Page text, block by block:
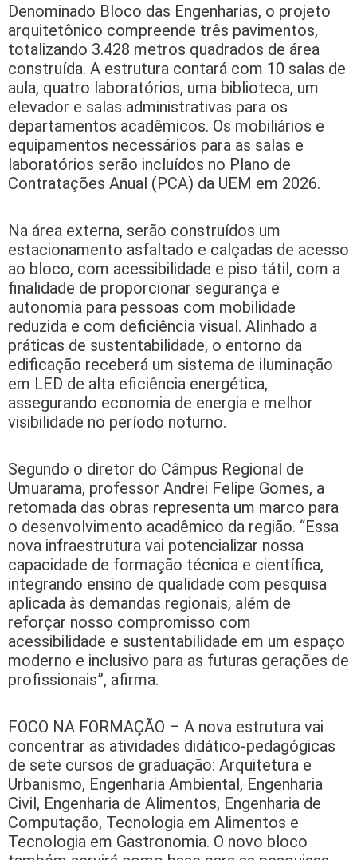
Denominado Bloco das Engenharias, o projeto
arquitetônico compreende três pavimentos,
totalizando 3.428 metros quadrados de área
construída. A estrutura contará com 10 salas de
aula, quatro laboratórios, uma biblioteca, um
elevador e salas administrativas para os
departamentos acadêmicos. Os mobiliários e
equipamentos necessários para as salas e
laboratórios serão incluídos no Plano de
Contratações Anual (PCA) da UEM em 2026.
Na área externa, serão construídos um
estacionamento asfaltado e calçadas de acesso
ao bloco, com acessibilidade e piso tátil, com a
finalidade de proporcionar segurança e
autonomia para pessoas com mobilidade
reduzida e com deficiência visual. Alinhado a
práticas de sustentabilidade, o entorno da
edificação receberá um sistema de iluminação
em LED de alta eficiência energética,
assegurando economia de energia e melhor
visibilidade no período noturno.
Segundo o diretor do Câmpus Regional de
Umuarama, professor Andrei Felipe Gomes, a
retomada das obras representa um marco para
o desenvolvimento acadêmico da região. “Essa
nova infraestrutura vai potencializar nossa
capacidade de formação técnica e científica,
integrando ensino de qualidade com pesquisa
aplicada às demandas regionais, além de
reforçar nosso compromisso com
acessibilidade e sustentabilidade em um espaço
moderno e inclusivo para as futuras gerações de
profissionais”, afirma.
FOCO NA FORMAÇÃO – A nova estrutura vai
concentrar as atividades didático-pedagógicas
de sete cursos de graduação: Arquitetura e
Urbanismo, Engenharia Ambiental, Engenharia
Civil, Engenharia de Alimentos, Engenharia de
Computação, Tecnologia em Alimentos e
Tecnologia em Gastronomia. O novo bloco